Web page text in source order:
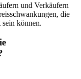
und Verkäufern
die
können.